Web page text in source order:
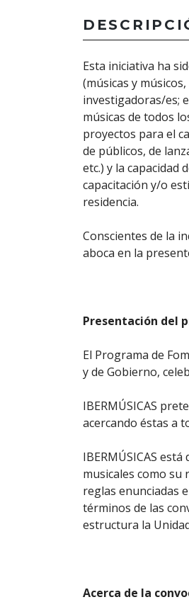
Esta iniciativa ha
(músicas y
investigadoras/es;
músicas de todos
proyectos para el
de públicos, de
etc.) y la
capacitación y/o
residencia.
Conscientes de la
aboca en la
Presentación del
El Programa de
y de Gobierno,
IBERMÚSICAS
acercando éstas a
IBERMÚSICAS
musicales como su
reglas enunciadas
términos de las
estructura la
Acerca de la